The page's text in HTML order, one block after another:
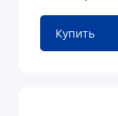
Купить